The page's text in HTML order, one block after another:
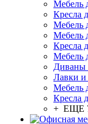
Мебель
Кресла
Мебель
Мебель
Кресла
Мебель
Диваны
Лавки и
Мебель
Кресла
+ ЕЩЕ